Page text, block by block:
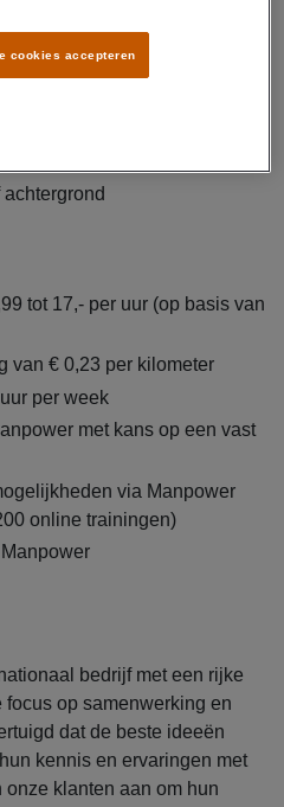
verbeteringen
tot 17,- per uur (op basis van
van € 0,23 per kilometer
per week
met kans op een vast
via Manpower
online trainingen)
bedrijf met een rijke
op samenwerking en
dat de beste ideeën
kennis en ervaringen met
klanten aan om hun
cookies accepteren